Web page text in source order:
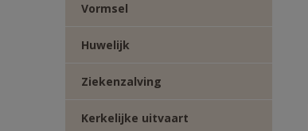
Vormsel
Huwelijk
Ziekenzalving
Kerkelijke uitvaart